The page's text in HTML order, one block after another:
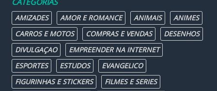
AMIZADES AMOR E ROMANCE ANIMAIS
ANIMES
CARROS E MOTOS
COMPRAS E VENDAS
DESENHOS
DIVULGAÇAO
EMPREENDER NA INTERNET
ESPORTES
ESTUDOS
EVANGELICO
FIGURINHAS E STICKERS
FILMES E SERIES